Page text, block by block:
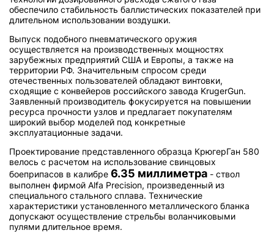
обеспечило стабильность баллистических показателей при
длительном использовании воздушки.
Выпуск подобного пневматического оружия
осуществляется на производственных мощностях
зарубежных предприятий США и Европы, а также на
территории РФ. Значительным спросом среди
отечественных пользователей обладают винтовки,
сходящие с конвейеров российского завода KrugerGun.
Заявленный производитель фокусируется на повышении
ресурса прочности узлов и предлагает покупателям
широкий выбор моделей под конкретные
эксплуатационные задачи.
Проектирование представленного образца КрюгерГан 580
велось с расчетом на использование свинцовых
боеприпасов в калибре 6.35 миллиметра - ствол
выполнен фирмой Alfa Precision, произведенный из
специального стального сплава. Технические
характеристики установленного металлического бланка
допускают осуществление стрельбы воланчиковыми
пулями длительное время.